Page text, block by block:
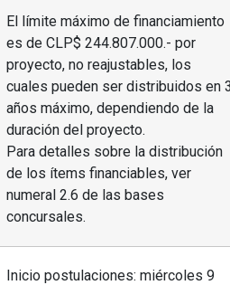
El límite máximo de financiamiento
es de CLP$ 244.807.000.- por
proyecto, no reajustables, los
cuales pueden ser distribuidos en
años máximo, dependiendo de la
duración del proyecto.
Para detalles sobre la distribución
de los ítems financiables, ver
numeral 2.6 de las bases
concursales.
Inicio postulaciones: miércoles 9